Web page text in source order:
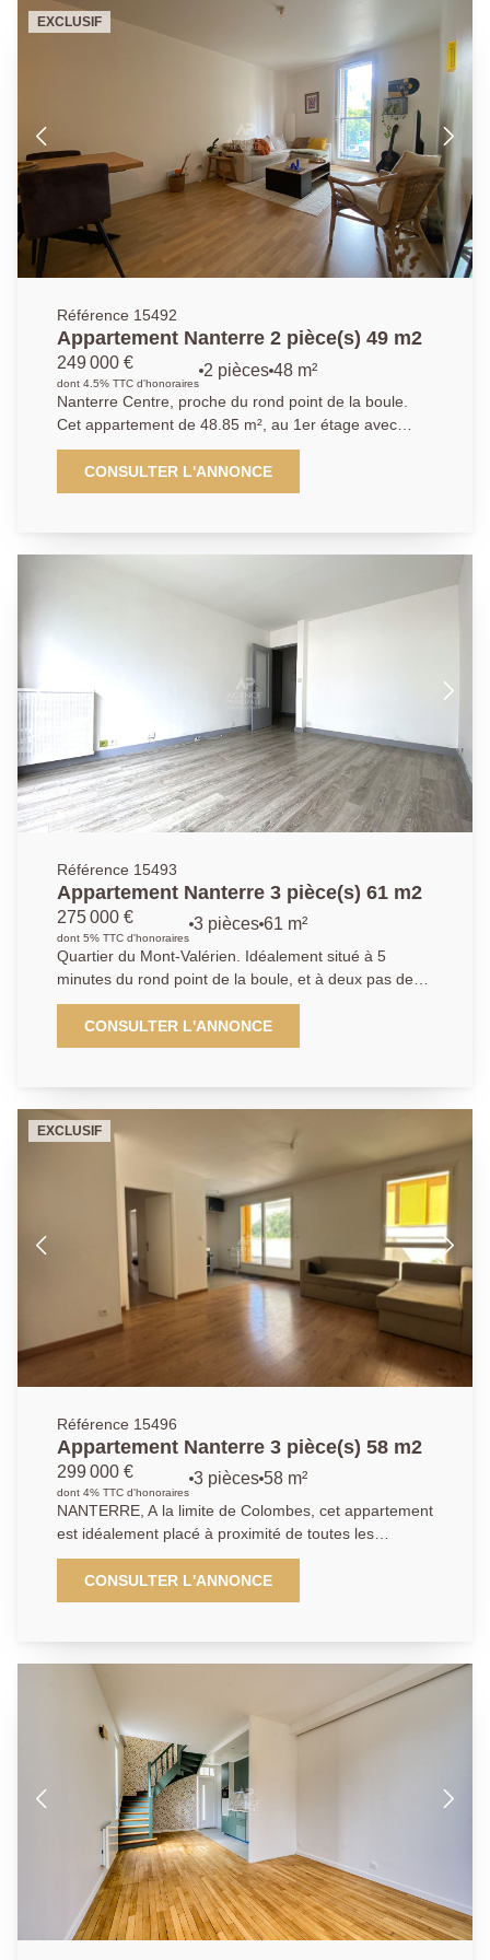
manger , une cuisine indépendante, une salle de
bains, et un dégagement qui dessert 2 chambres et
wc. Une cave complète ce descriptif. Des travaux de
rénovation sont à prévoir. Nous contacter :
EXCLUSIF
Référence 15492
Appartement Nanterre 2 pièce(s) 49 m2
249 000 €
dont 4.5% TTC d'honoraires
2 pièces 48 m²
Nanterre Centre, proche du rond point de la boule.
Cet appartement de 48.85 m², au 1er étage avec
ascenseur, dans une résidence de 2012. Il se
compose d'une entrée, une pièce de vie avec cuisine,
une chambre . Les deux pièces bénéficient d'in
semaine), de tous les commerces du centre, esprit
village. A 15mn à pied du RER Nanterre Ville, ou si
vous préférez le bus, l'arrêt pour La Défense est au
AP/LT
CONSULTER L'ANNONCE
Référence 15493
Appartement Nanterre 3 pièce(s) 61 m2
275 000 €
dont 5% TTC d'honoraires
3 pièces 61 m²
Quartier du Mont-Valérien. Idéalement situé à 5
minutes du rond point de la boule, et à deux pas des
écoles et des commerces, et au coeur d'une
copropriété bien entretenue. Cet appartement de type
trois se compose d'une entrée, d'une pièce de vie,
une salle de douche, un W.C et de nombreux
rangements. Une cave et un stationnement en sous
sol (possibilité d'installation d'une borne électrique)
complètent ce bien de qualité. 01.40.97.07.07.AP/LT
CONSULTER L'ANNONCE
EXCLUSIF
Référence 15496
Appartement Nanterre 3 pièce(s) 58 m2
299 000 €
dont 4% TTC d'honoraires
3 pièces 58 m²
NANTERRE, A la limite de Colombes, cet appartement
est idéalement placé à proximité de toutes les
commodités, transports, commerces et écoles. Les
transports sont divers: un arrêt de bus à 50 m , la
ligne T2 à 8 min à pied et l'extension du TRAM par la
L'immeuble de 2016, encore sous garantie
décennale, parfaitement sécurisé, vous permettra de
bénéficier de toutes les dernières normes. Cet
appartement de 58 m² dispose de deux chambres,
une salle d'eau, une cuisine américaine aménagée et
équipée, un séjour donnant sur une terrasse de 42.6
m2 exposée sud, et des toilettes séparés. Une place
de parking vient compléter ce bien.
01.40.97.07.07.AP/LT
CONSULTER L'ANNONCE